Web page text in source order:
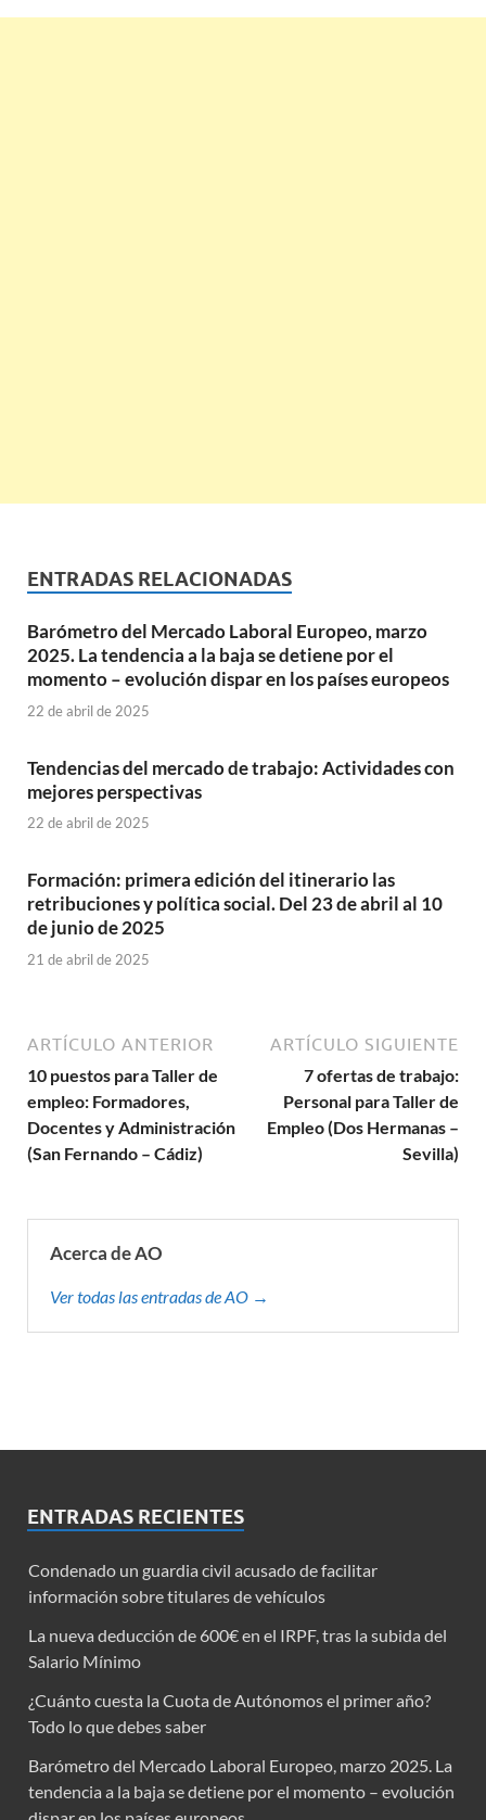
ENTRADAS RELACIONADAS
Barómetro del Mercado Laboral Europeo, marzo
2025. La tendencia a la baja se detiene por el
momento – evolución dispar en los países europeos
22 de abril de 2025
Tendencias del mercado de trabajo: Actividades con
mejores perspectivas
22 de abril de 2025
Formación: primera edición del itinerario las
retribuciones y política social. Del 23 de abril al 10
de junio de 2025
21 de abril de 2025
ARTÍCULO ANTERIOR
10 puestos para Taller de
empleo: Formadores,
Docentes y Administración
(San Fernando – Cádiz)
ARTÍCULO SIGUIENTE
7 ofertas de trabajo:
Personal para Taller de
Empleo (Dos Hermanas –
Sevilla)
Acerca de AO
Ver todas las entradas de AO →
ENTRADAS RECIENTES
Condenado un guardia civil acusado de facilitar
información sobre titulares de vehículos
La nueva deducción de 600€ en el IRPF, tras la subida del
Salario Mínimo
¿Cuánto cuesta la Cuota de Autónomos el primer año?
Todo lo que debes saber
Barómetro del Mercado Laboral Europeo, marzo 2025. La
tendencia a la baja se detiene por el momento – evolución